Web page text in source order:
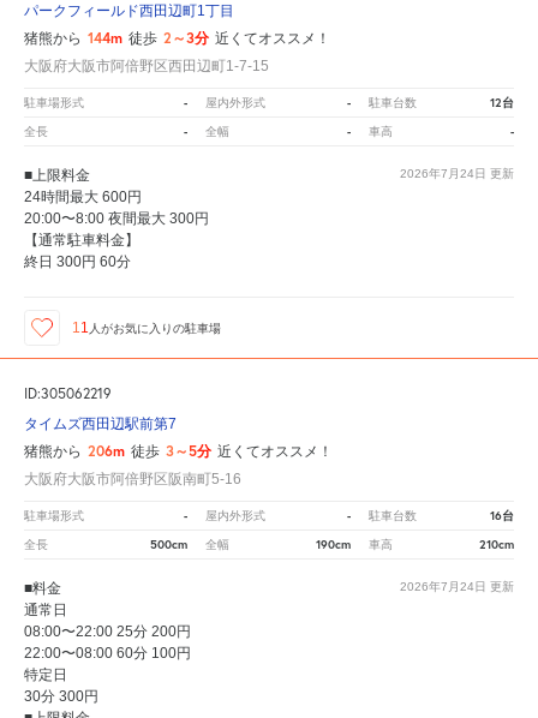
パークフィールド西田辺町1丁目
猪熊から 144m 徒歩 2～3分 近くてオススメ！
大阪府大阪市阿倍野区西田辺町1-7-15
駐車場形式 - 屋内外形式 - 駐車台数 12台
全長 - 全幅 - 車高 -
2026年7月24日 更新
■上限料金
24時間最大 600円
20:00〜8:00 夜間最大 300円
【通常駐車料金】
終日 300円 60分
11 人がお気に入りの駐車場
ID:305062219
タイムズ西田辺駅前第7
猪熊から 206m 徒歩 3～5分 近くてオススメ！
大阪府大阪市阿倍野区阪南町5-16
駐車場形式 - 屋内外形式 - 駐車台数 16台
全長 500cm 全幅 190cm 車高 210cm
2026年7月24日 更新
■料金
通常日
08:00〜22:00 25分 200円
22:00〜08:00 60分 100円
特定日
30分 300円